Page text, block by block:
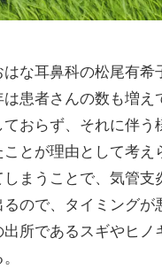
な耳鼻科の松尾有希
は患者さんの数も増
ておらず、それに伴
ことが理由として考
しまうことで、気管
ので、タイミング
所であるスギやヒ